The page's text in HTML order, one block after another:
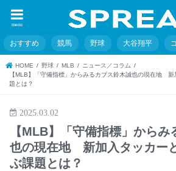
menu
おすすめ 競馬 野球 大谷翔平
HOME 野球 MLB
ニュース／コラム
【MLB】「守備指標」からみるカブス鈴木誠也の現在地
題とは？
2025.03.02
【MLB】「守備指標」から
也の現在地 新加入タッカー
ぶ課題とは？